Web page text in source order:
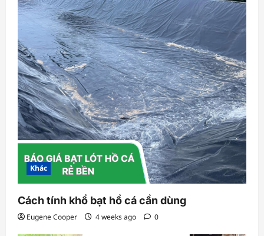
Khác
Cách tính khổ bạt hồ cá cần dùng
Eugene Cooper 4 weeks ago 0